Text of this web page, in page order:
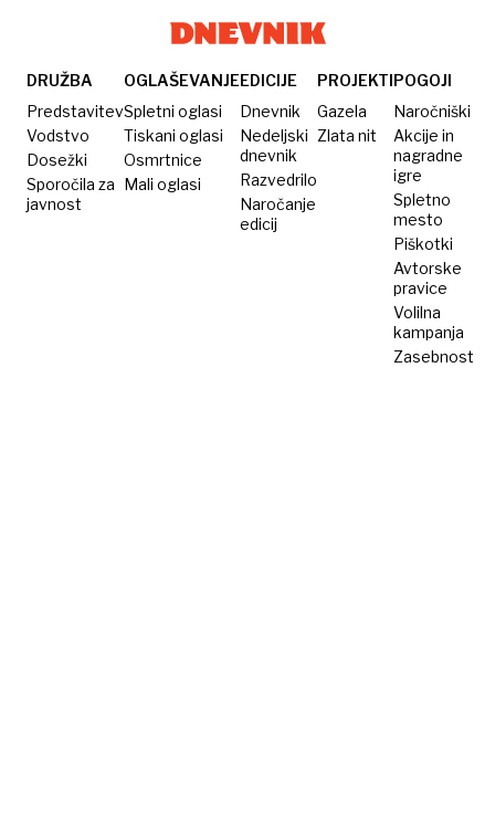
DRUŽBA
Predstavitev
Vodstvo
Dosežki
Sporočila za
javnost
OGLAŠEVANJE
Spletni oglasi
Tiskani oglasi
Osmrtnice
Mali oglasi
EDICIJE
Dnevnik
Nedeljski
dnevnik
Razvedrilo
Naročanje
edicij
PROJEKTI
Gazela
Zlata nit
POGOJI
Naročniški
Akcije in
nagradne
igre
Spletno
mesto
Piškotki
Avtorske
pravice
Volilna
kampanja
Zasebnost